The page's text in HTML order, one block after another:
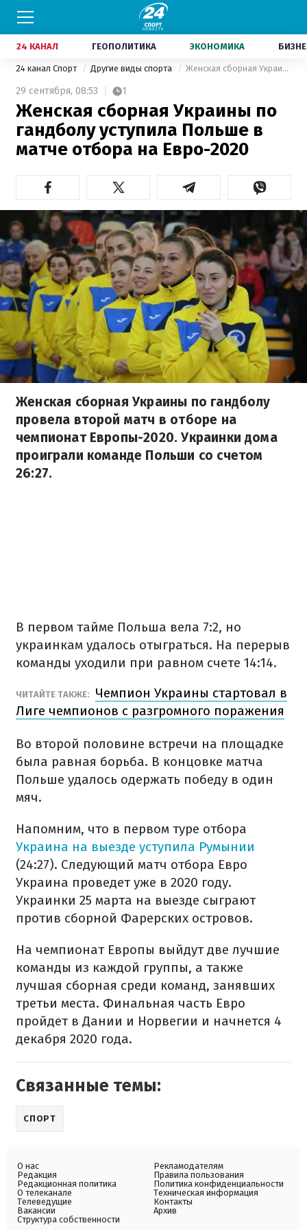
24 КАНАЛ ГЕОПОЛИТИКА ЭКОНОМИКА
24 канал Спорт Другие виды спорта Женская сборная Украины по гандболу уступила Польше в матче отбора на Евро-2020
29 сентября, 08:53 1
Женская сборная Украины по
гандболу уступила Польше в
матче отбора на Евро-2020
Женская сборная Украины по гандболу
провела второй матч в отборе на
чемпионат Европы-2020. Украинки дома
проиграли команде Польши со счетом
26:27.
В первом тайме Польша вела 7:2, но
украинкам удалось отыграться. На перерыв
команды уходили при равном счете 14:14.
ЧИТАЙТЕ ТАКЖЕ:
Чемпион Украины стартовал в
Лиге чемпионов с разгромного поражения
Во второй половине встречи на площадке
была равная борьба. В концовке матча
Польше удалось одержать победу в один
мяч.
Напомним, что в первом туре отбора
Украина на выезде уступила Румынии
(24:27). Следующий матч отбора Евро
Украина проведет уже в 2020 году.
Украинки 25 марта на выезде сыграют
против сборной Фарерских островов.
На чемпионат Европы выйдут две лучшие
команды из каждой группы, а также
лучшая сборная среди команд, занявших
третьи места. Финальная часть Евро
пройдет в Дании и Норвегии и начнется 4
декабря 2020 года.
Связанные темы:
СПОРТ
О нас
Редакция
Редакционная политика
О телеканале
Телеведущие
Вакансии
Структура собственности
Рекламодателям
Правила пользования
Политика конфиденциальности
Техническая информация
Контакты
Архив